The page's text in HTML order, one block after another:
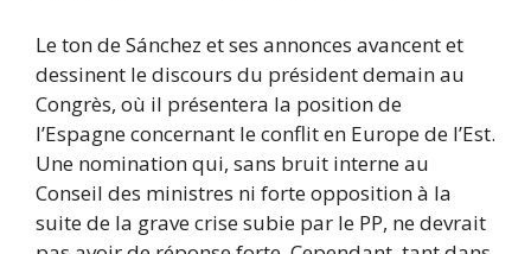
Le ton de Sánchez et ses annonces avancent et
dessinent le discours du président demain au
Congrès, où il présentera la position de
l’Espagne concernant le conflit en Europe de l’Est.
Une nomination qui, sans bruit interne au
Conseil des ministres ni forte opposition à la
suite de la grave crise subie par le PP, ne devrait